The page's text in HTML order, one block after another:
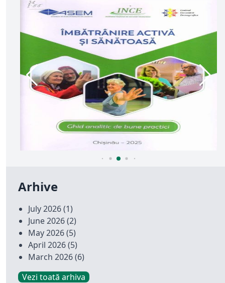
Arhive
July 2026(1)
June 2026(2)
May 2026(5)
April 2026(5)
March 2026(6)
Vezi toată arhiva